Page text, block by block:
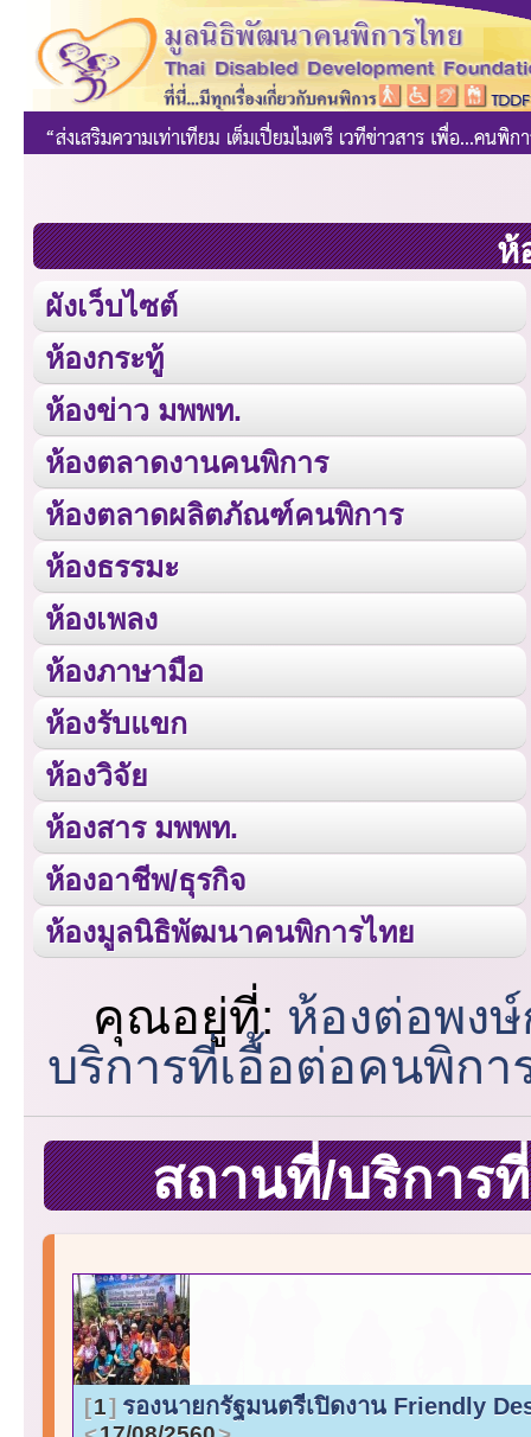
ห้
ผังเว็บไซต์
ห้องกระทู้
ห้องข่าว มพพท.
ห้องตลาดงานคนพิการ
ห้องตลาดผลิตภัณฑ์คนพิการ
ห้องธรรมะ
ห้องเพลง
ห้องภาษามือ
ห้องรับแขก
ห้องวิจัย
ห้องสาร มพพท.
ห้องอาชีพ/ธุรกิจ
ห้องมูลนิธิพัฒนาคนพิการไทย
คุณอยู่ที่: ห้องต่อพง
บริการที่เอื้อต่อคนพิกา
สถานที่/บริการ
1 รองนายกรัฐมนตรีเปิดงาน Friendly